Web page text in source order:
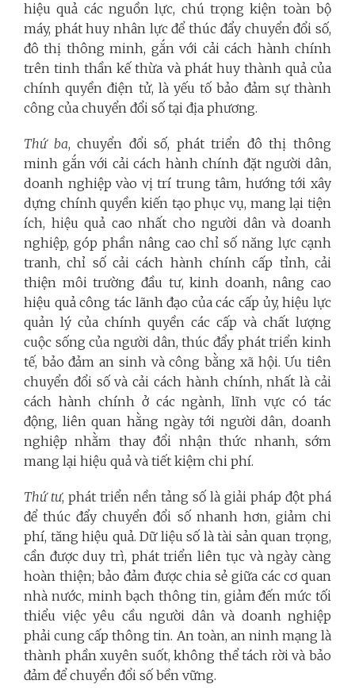
hiệu quả các nguồn lực, chú trọng kiện toàn bộ
máy, phát huy nhân lực để thúc đẩy chuyển đổi số,
đô thị thông minh, gắn với cải cách hành chính
trên tinh thần kế thừa và phát huy thành quả của
chính quyền điện tử, là yếu tố bảo đảm sự thành
công của chuyển đổi số tại địa phương.
Thứ ba, chuyển đổi số, phát triển đô thị thông
minh gắn với cải cách hành chính đặt người dân,
doanh nghiệp vào vị trí trung tâm, hướng tới xây
dựng chính quyền kiến tạo phục vụ, mang lại tiện
ích, hiệu quả cao nhất cho người dân và doanh
nghiệp, góp phần nâng cao chỉ số năng lực cạnh
tranh, chỉ số cải cách hành chính cấp tỉnh, cải
thiện môi trường đầu tư, kinh doanh, nâng cao
hiệu quả công tác lãnh đạo của các cấp ủy, hiệu lực
quản lý của chính quyền các cấp và chất lượng
cuộc sống của người dân, thúc đẩy phát triển kinh
tế, bảo đảm an sinh và công bằng xã hội. Ưu tiên
chuyển đổi số và cải cách hành chính, nhất là cải
cách hành chính ở các ngành, lĩnh vực có tác
động, liên quan hằng ngày tới người dân, doanh
nghiệp nhằm thay đổi nhận thức nhanh, sớm
mang lại hiệu quả và tiết kiệm chi phí.
Thứ tư, phát triển nền tảng số là giải pháp đột phá
để thúc đẩy chuyển đổi số nhanh hơn, giảm chi
phí, tăng hiệu quả. Dữ liệu số là tài sản quan trọng,
cần được duy trì, phát triển liên tục và ngày càng
hoàn thiện; bảo đảm được chia sẻ giữa các cơ quan
nhà nước, minh bạch thông tin, giảm đến mức tối
thiểu việc yêu cầu người dân và doanh nghiệp
phải cung cấp thông tin. An toàn, an ninh mạng là
thành phần xuyên suốt, không thể tách rời và bảo
đảm để chuyển đổi số bền vững.